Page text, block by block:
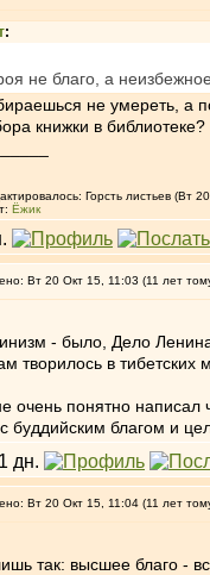
:
не благо, а
не умереть, а
книжки в
Горсть листьев (Вт
Ёжик
Вт 20 Окт 15, 11:03 (11 лет
- было, Дело
творилось в
очень понятно написал
с буддийским благом и
Вт 20 Окт 15, 11:04 (11 лет
так: высшее благо -